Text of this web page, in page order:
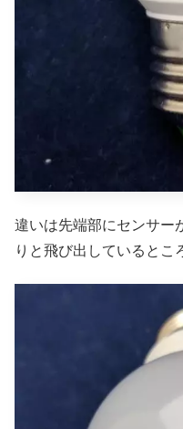
違いは先端部にセンサー
りと飛び出しているとこ